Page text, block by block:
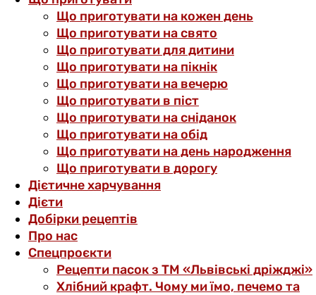
Що приготувати на кожен день
Що приготувати на свято
Що приготувати для дитини
Що приготувати на пікнік
Що приготувати на вечерю
Що приготувати в піст
Що приготувати на сніданок
Що приготувати на обід
Що приготувати на день народження
Що приготувати в дорогу
Дієтичне харчування
Дієти
Добірки рецептів
Про нас
Спецпроєкти
Рецепти пасок з ТМ «Львівські дріжджі»
Хлібний крафт. Чому ми їмо, печемо та